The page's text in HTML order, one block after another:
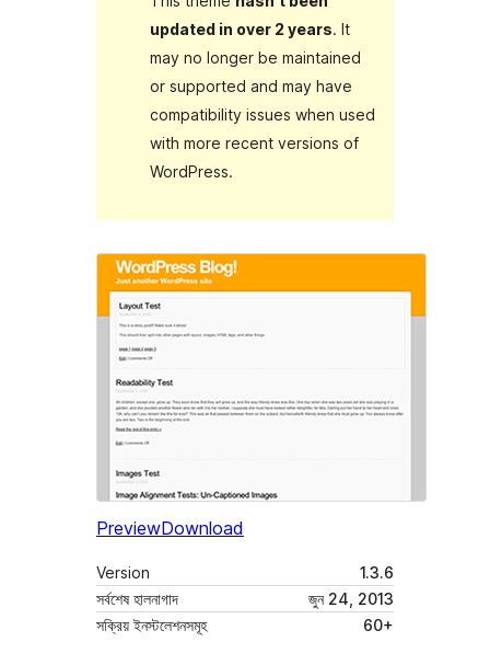
updated in over 2 years. It
may no longer be maintained
or supported and may have
compatibility issues when used
with more recent versions of
WordPress.
PreviewDownload
Version
1.3.6
সর্বশেষ হালনাগাদ
জুন 24, 2013
সক্রিয় ইনস্টলেশনসমূহ
60+